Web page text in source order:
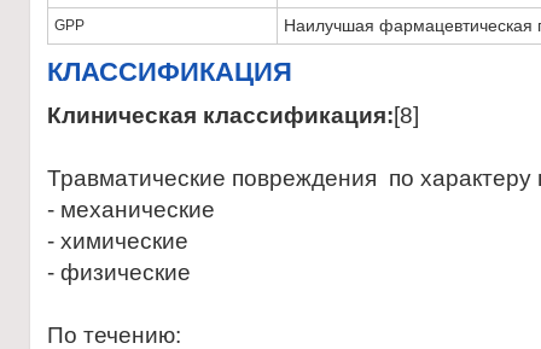
GPP Наилучшая фармацевтическая
КЛАССИФИКАЦИЯ
Клиническая классификация:[8]
Травматические повреждения по характеру
- механические
- химические
- физические
По течению: